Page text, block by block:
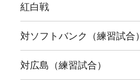
紅白戦
対ソフトバンク（練習試合）
対広島（練習試合）